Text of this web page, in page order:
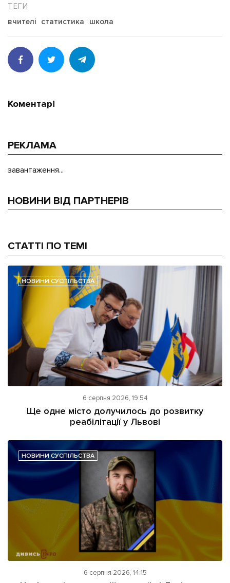
вчителі статистика школа
Коментарі
РЕКЛАМА
завантаження...
НОВИНИ ВІД ПАРТНЕРІВ
СТАТТІ ПО ТЕМІ
НОВИНИ СУСПІЛЬСТВА
6 серпня 2026, 19:54
Ще одне місто долучилось до розвитку
реабілітації у Львові
НОВИНИ СУСПІЛЬСТВА
6 серпня 2026, 14:15